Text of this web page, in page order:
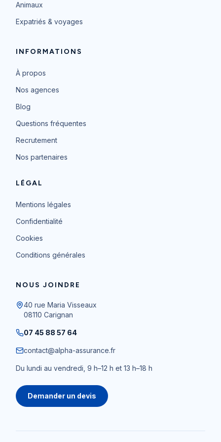
Animaux
Expatriés & voyages
INFORMATIONS
À propos
Nos agences
Blog
Questions fréquentes
Recrutement
Nos partenaires
LÉGAL
Mentions légales
Confidentialité
Cookies
Conditions générales
NOUS JOINDRE
40 rue Maria Visseaux
08110 Carignan
07 45 88 57 64
contact@alpha-assurance.fr
Du lundi au vendredi, 9 h–12 h et 13 h–18 h
Demander un devis